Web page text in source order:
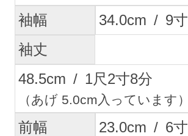
袖幅 34.0cm / 9寸
袖丈
48.5cm / 1尺2寸8分
（あげ 5.0cm入っています）
前幅 23.0cm / 6寸